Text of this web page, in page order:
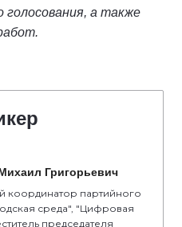
голосования, а также
Григорьевич
координатор партийного
среда", "Цифровая
председателя